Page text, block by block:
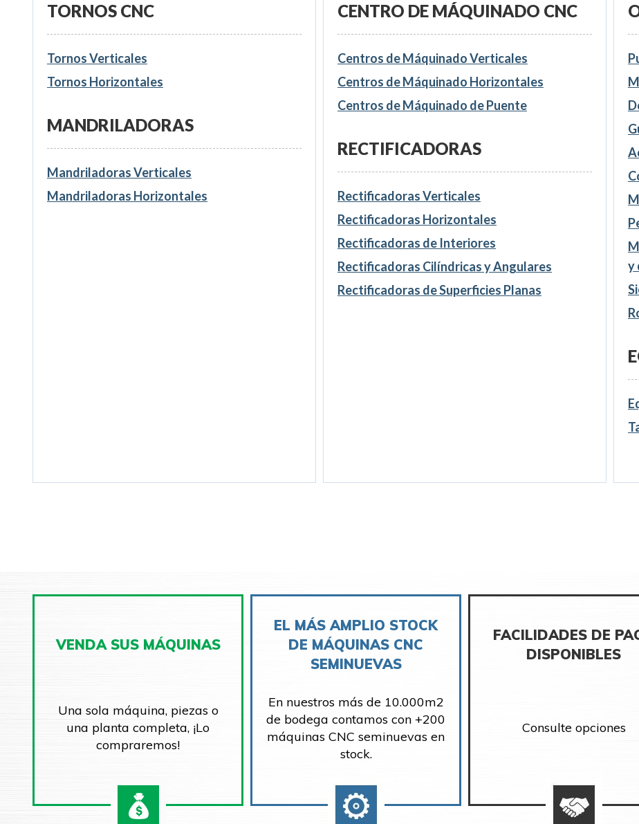
TORNOS CNC
Tornos Verticales
Tornos Horizontales
MANDRILADORAS
Mandriladoras Verticales
Mandriladoras Horizontales
CENTRO DE MÁQUINADO CNC
Centros de Máquinado Verticales
Centros de Máquinado Horizontales
Centros de Máquinado de Puente
RECTIFICADORAS
Rectificadoras Verticales
Rectificadoras Horizontales
Rectificadoras de Interiores
Rectificadoras Cilíndricas y Angulares
Rectificadoras de Superficies Planas
y
VENDA SUS MÁQUINAS
Una sola máquina, piezas o
una planta completa, ¡Lo
compraremos!
EL MÁS AMPLIO STOCK
DE MÁQUINAS CNC
SEMINUEVAS
En nuestros más de 10.000m2
de bodega contamos con +200
máquinas CNC seminuevas en
stock.
FACILIDADES DE
DISPONIBLES
Consulte opciones